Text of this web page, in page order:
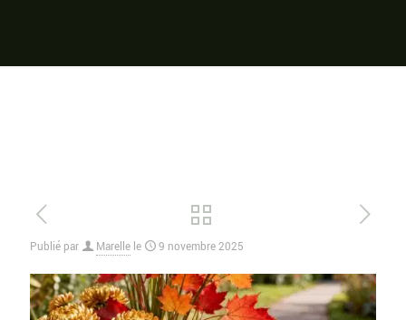
Publié par Marelle le 9 novembre 2025